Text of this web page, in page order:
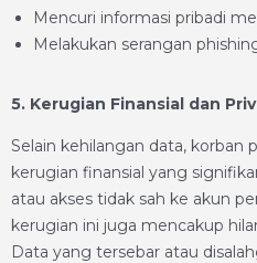
Mencuri informasi pribadi
Melakukan serangan
5. Kerugian Finansial dan
Selain kehilangan data, korban
kerugian finansial yang
atau akses tidak sah ke akun
kerugian ini juga mencakup
Data yang tersebar atau